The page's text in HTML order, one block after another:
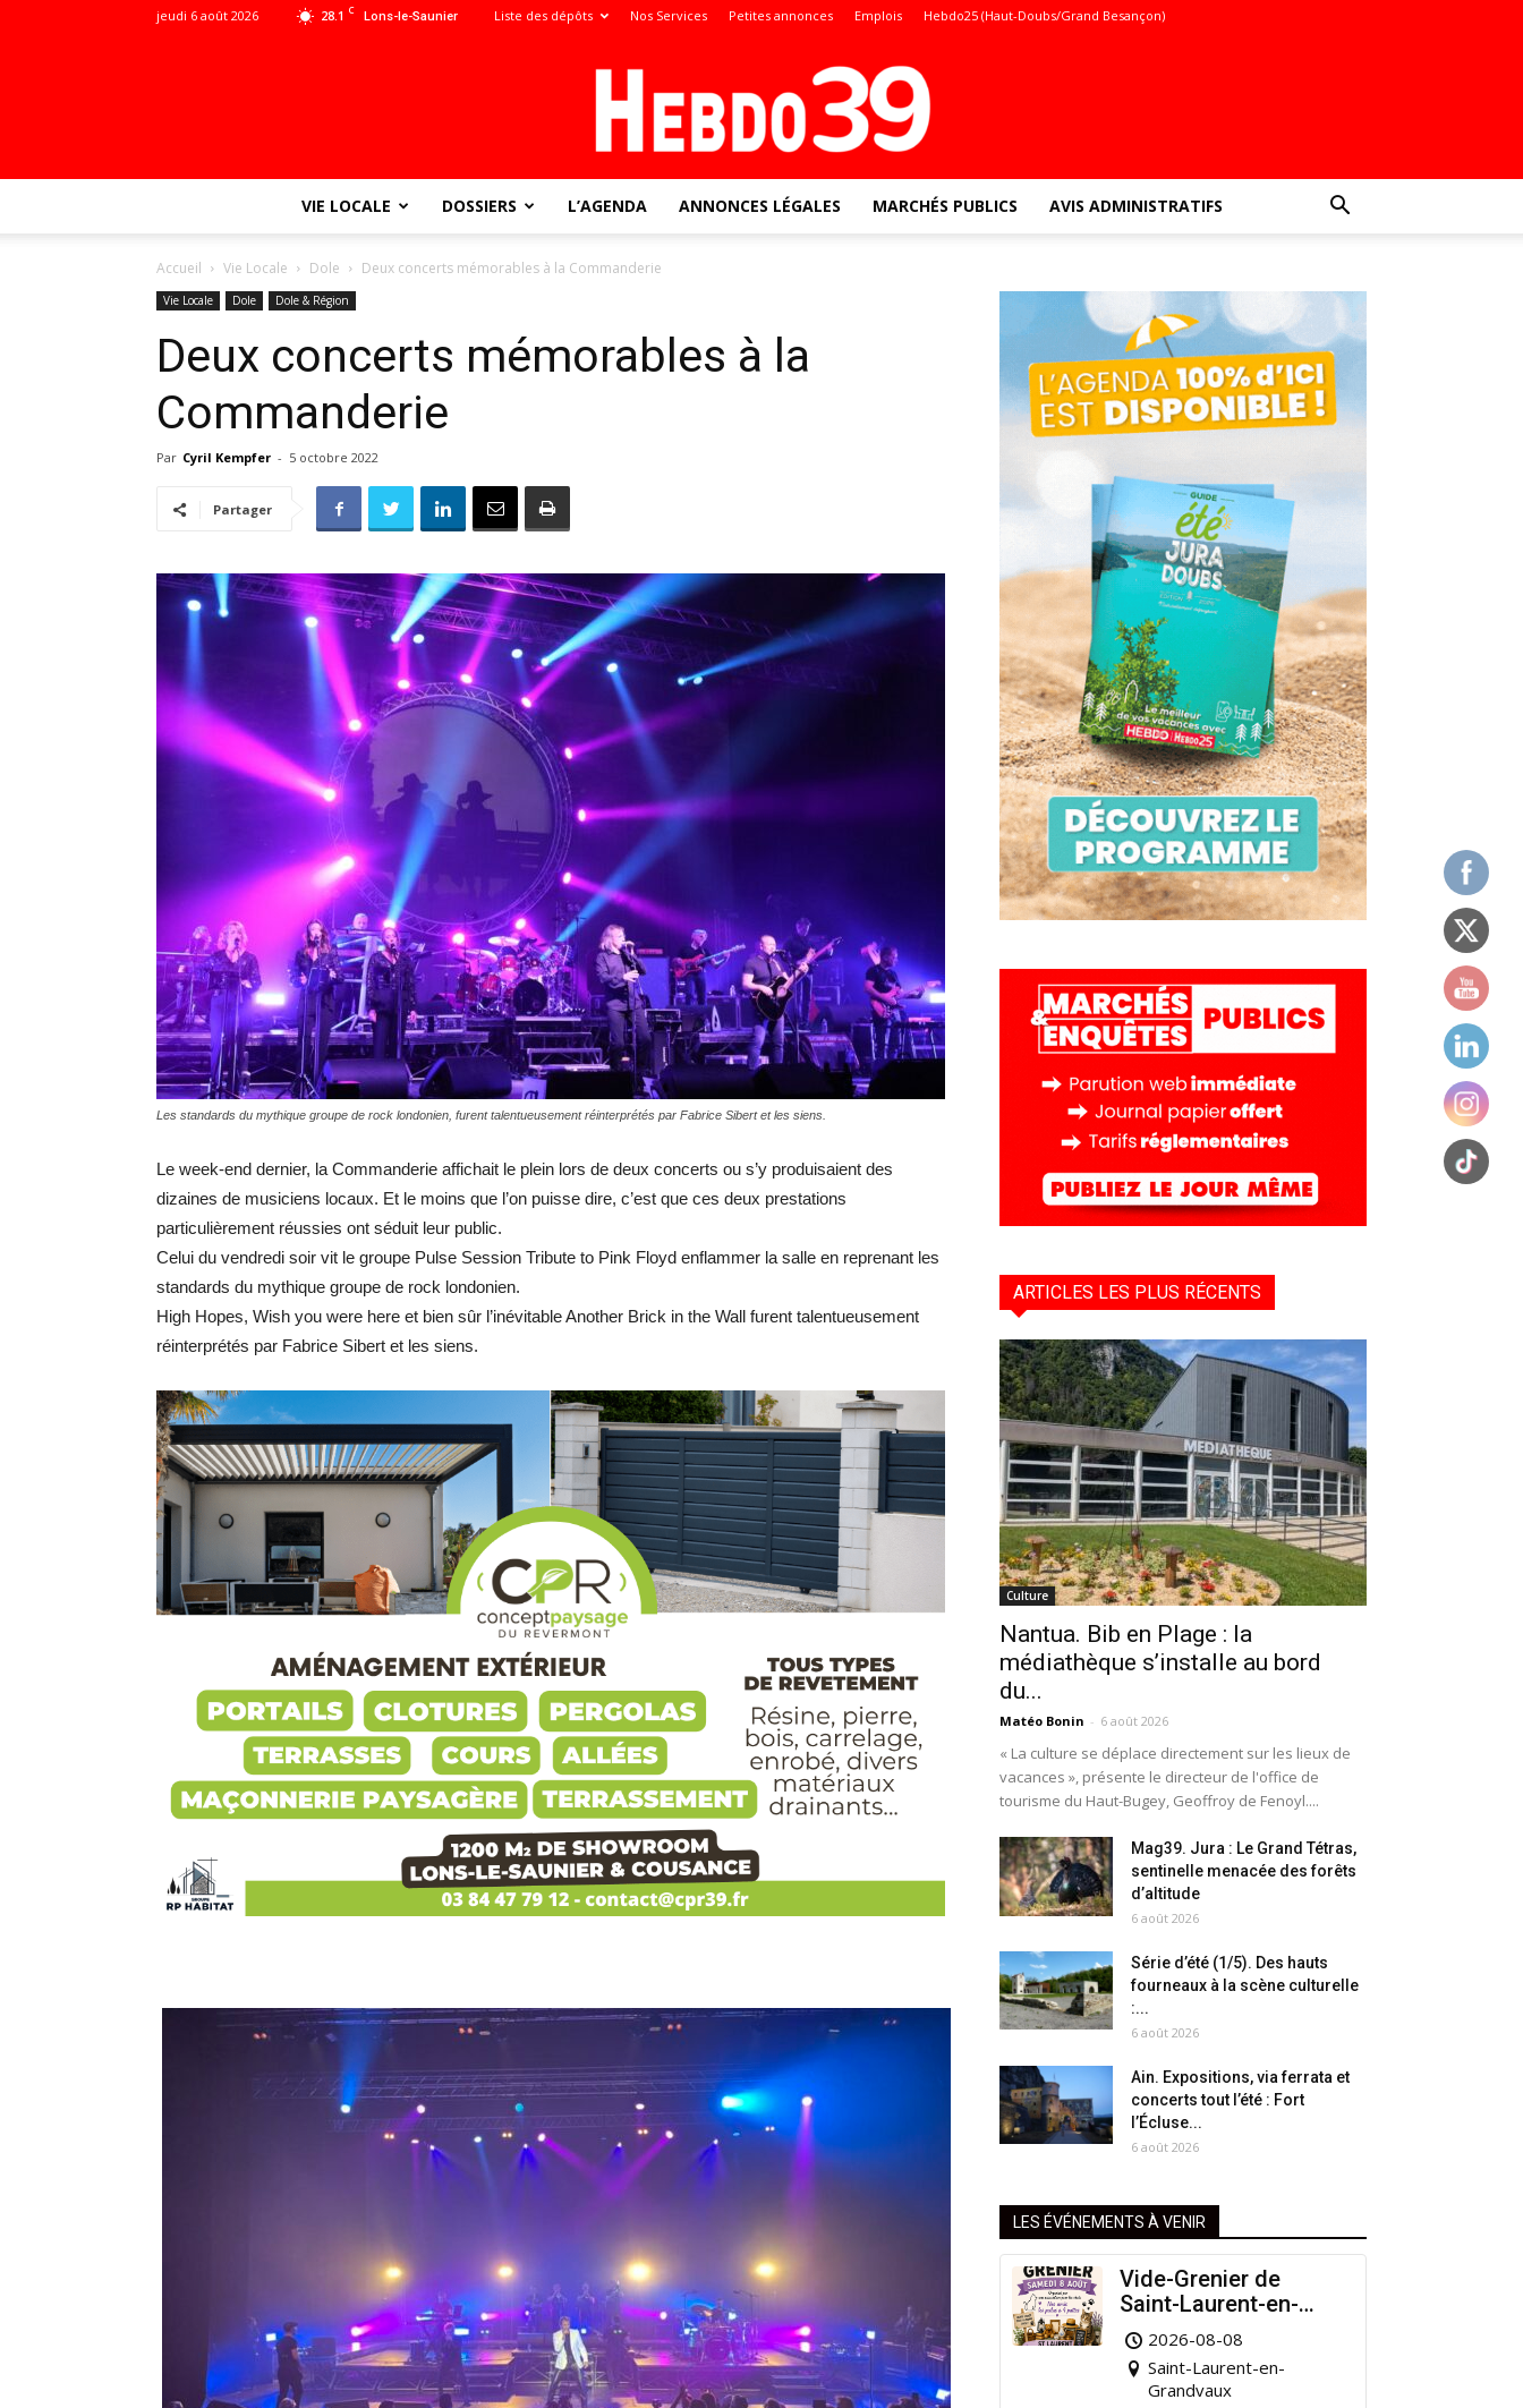
28.1 C Lons-le-Saunier
jeudi 6 août 2026 Liste des dépôts Nos Services Petites annonces Emplois Hebdo25 (Haut-Doubs/Grand Besançon)
l'info
–
Hebdo39
VIE LOCALE DOSSIERS L’AGENDA ANNONCES LÉGALES MARCHÉS PUBLICS AVIS ADMINISTRATIFS
Accueil Vie Locale Dole Deux concerts mémorables à la Commanderie
Vie Locale Dole Dole & Région
Deux concerts mémorables à la
Commanderie
Par Cyril Kempfer - 5 octobre 2022
Partager
Les standards du mythique groupe de rock londonien, furent talentueusement réinterprétés par Fabrice Sibert et les siens.
Le week-end dernier, la Commanderie affichait le plein lors de deux concerts ou s’y produisaient des
dizaines de musiciens locaux. Et le moins que l’on puisse dire, c’est que ces deux prestations
particulièrement réussies ont séduit leur public.
Celui du vendredi soir vit le groupe Pulse Session Tribute to Pink Floyd enflammer la salle en reprenant les
standards du mythique groupe de rock londonien.
High Hopes, Wish you were here et bien sûr l’inévitable Another Brick in the Wall furent talentueusement
réinterprétés par Fabrice Sibert et les siens.
ARTICLES LES PLUS RÉCENTS
Culture
Nantua. Bib en Plage : la
médiathèque s’installe au bord
du...
Matéo Bonin - 6 août 2026
« La culture se déplace directement sur les lieux de
vacances », présente le directeur de l'office de
tourisme du Haut-Bugey, Geoffroy de Fenoyl....
Mag39. Jura : Le Grand Tétras,
sentinelle menacée des forêts
d’altitude
6 août 2026
Série d’été (1/5). Des hauts
fourneaux à la scène culturelle
:...
6 août 2026
Ain. Expositions, via ferrata et
concerts tout l’été : Fort
l’Écluse...
6 août 2026
LES ÉVÉNEMENTS À VENIR
Vide-Grenier de
Saint-Laurent-en-
Grandvaux : Venez
chiner pour la bonne
cause !
2026-08-08
Saint-Laurent-en-
Grandvaux